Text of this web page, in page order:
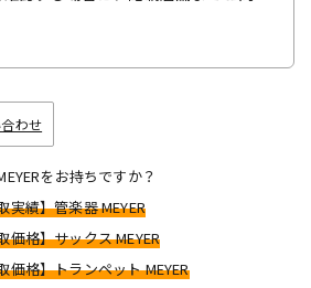
わせ
をお持ちですか？
実績】管楽器 MEYER
価格】サックス MEYER
価格】トランペット MEYER